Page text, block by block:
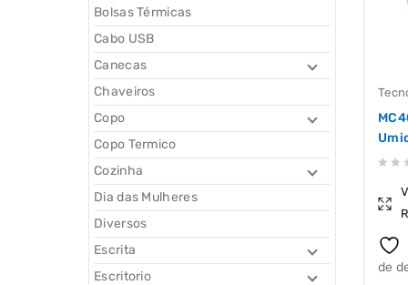
de
Bolsas Térmicas
Cabo USB
Canecas
Chaveiros
Copo
Copo Termico
Cozinha
Dia das Mulheres
Diversos
Escrita
Escritorio